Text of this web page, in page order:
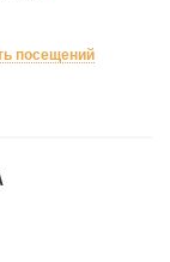
посещений